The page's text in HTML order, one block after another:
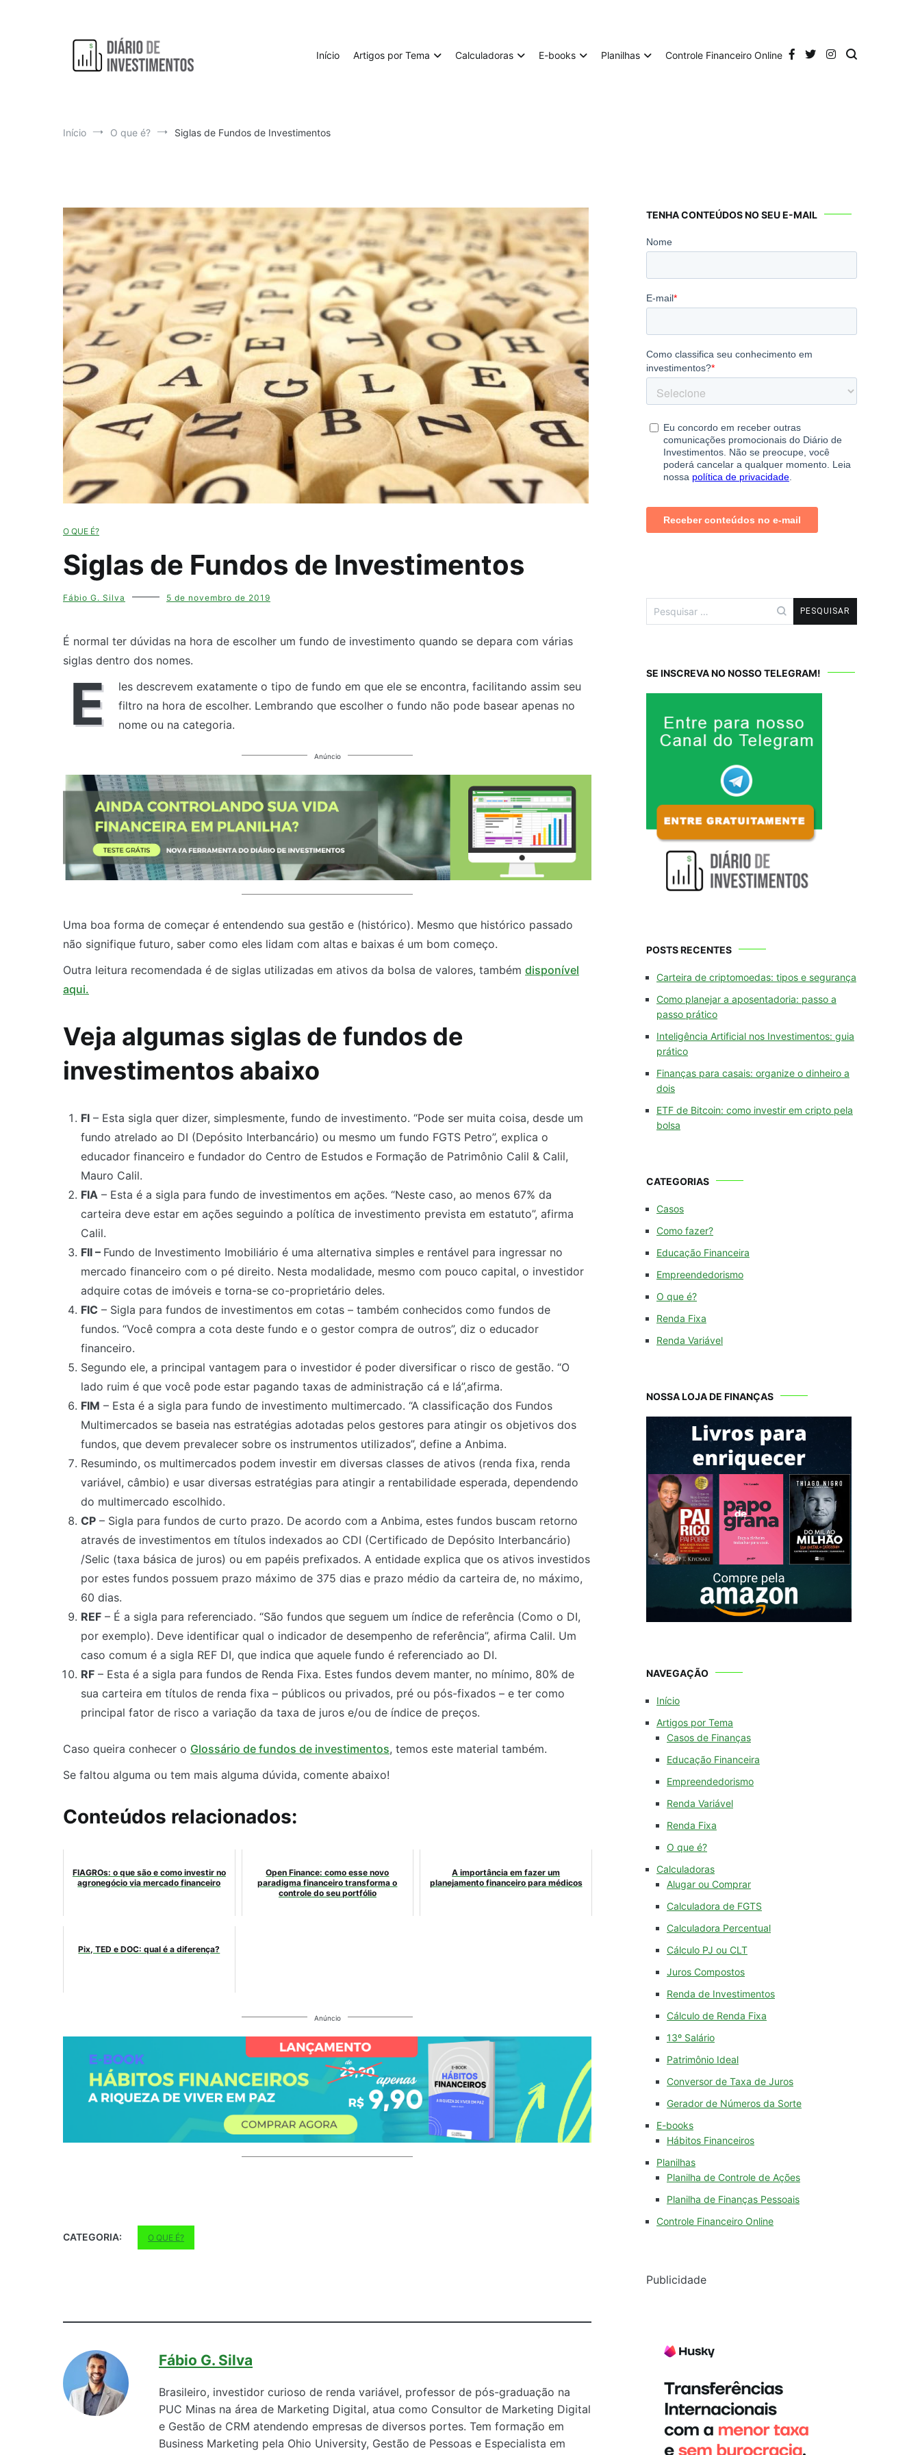
Início Artigos por Tema Calculadoras E-books Planilhas Controle Financeiro Online
Início O que é? Siglas de Fundos de Investimentos
O QUE É?
Siglas de Fundos de Investimentos
Fábio G. Silva 5 de novembro de 2019
É normal ter dúvidas na hora de escolher um fundo de investimento quando se depara com várias
siglas dentro dos nomes.
E
les descrevem exatamente o tipo de fundo em que ele se encontra, facilitando assim seu
filtro na hora de escolher. Lembrando que escolher o fundo não pode basear apenas no
nome ou na categoria.
Anúncio
Uma boa forma de começar é entendendo sua gestão e (histórico). Mesmo que histórico passado
não signifique futuro, saber como eles lidam com altas e baixas é um bom começo.
Outra leitura recomendada é de siglas utilizadas em ativos da bolsa de valores, também disponível
aqui.
Veja algumas siglas de fundos de
investimentos abaixo
FI– Esta sigla quer dizer, simplesmente, fundo de investimento. “Pode ser muita coisa, desde um
fundo atrelado ao DI (Depósito Interbancário) ou mesmo um fundo FGTS Petro”, explica o
educador financeiro e fundador do Centro de Estudos e Formação de Patrimônio Calil & Calil,
Mauro Calil.
FIA – Esta é a sigla para fundo de investimentos em ações. “Neste caso, ao menos 67% da
carteira deve estar em ações seguindo a política de investimento prevista em estatuto”, afirma
Calil.
FII – Fundo de Investimento Imobiliário é uma alternativa simples e rentável para ingressar no
mercado financeiro com o pé direito. Nesta modalidade, mesmo com pouco capital, o investidor
adquire cotas de imóveis e torna-se co-proprietário deles.
FIC – Sigla para fundos de investimentos em cotas – também conhecidos como fundos de
fundos. “Você compra a cota deste fundo e o gestor compra de outros”, diz o educador
financeiro.
Segundo ele, a principal vantagem para o investidor é poder diversificar o risco de gestão. “O
lado ruim é que você pode estar pagando taxas de administração cá e lá”,afirma.
FIM – Esta é a sigla para fundo de investimento multimercado. “A classificação dos Fundos
Multimercados se baseia nas estratégias adotadas pelos gestores para atingir os objetivos dos
fundos, que devem prevalecer sobre os instrumentos utilizados”, define a Anbima.
Resumindo, os multimercados podem investir em diversas classes de ativos (renda fixa, renda
variável, câmbio) e usar diversas estratégias para atingir a rentabilidade esperada, dependendo
do multimercado escolhido.
CP– Sigla para fundos de curto prazo. De acordo com a Anbima, estes fundos buscam retorno
através de investimentos em títulos indexados ao CDI (Certificado de Depósito Interbancário)
/Selic (taxa básica de juros) ou em papéis prefixados. A entidade explica que os ativos investidos
por estes fundos possuem prazo máximo de 375 dias e prazo médio da carteira de, no máximo,
60 dias.
REF– É a sigla para referenciado. “São fundos que seguem um índice de referência (Como o DI,
por exemplo). Deve identificar qual o indicador de desempenho de referência”, afirma Calil. Um
caso comum é a sigla REF DI, que indica que aquele fundo é referenciado ao DI.
RF– Esta é a sigla para fundos de Renda Fixa. Estes fundos devem manter, no mínimo, 80% de
sua carteira em títulos de renda fixa – públicos ou privados, pré ou pós-fixados – e ter como
principal fator de risco a variação da taxa de juros e/ou de índice de preços.
Caso queira conhecer o Glossário de fundos de investimentos, temos este material também.
Se faltou alguma ou tem mais alguma dúvida, comente abaixo!
Conteúdos relacionados:
FIAGROs: o que são e como investir no
agronegócio via mercado financeiro
Open Finance: como esse novo
paradigma financeiro transforma o
controle do seu portfólio
A importância em fazer um
planejamento financeiro para médicos
Pix, TED e DOC: qual é a diferença?
Anúncio
CATEGORIA: O QUE É?
Fábio G. Silva
Brasileiro, investidor curioso de renda variável, professor de pós-graduação na
PUC Minas na área de Marketing Digital, atua como Consultor de Marketing Digital
e Gestão de CRM atendendo empresas de diversos portes. Tem formação em
Business Marketing pela Ohio University, Gestão de Pessoas e Especialista em
TENHA CONTEÚDOS NO SEU E-MAIL
por:
SE INSCREVA NO NOSSO TELEGRAM!
POSTS RECENTES
Carteira de criptomoedas: tipos e segurança
Como planejar a aposentadoria: passo a
passo prático
Inteligência Artificial nos Investimentos: guia
prático
Finanças para casais: organize o dinheiro a
dois
ETF de Bitcoin: como investir em cripto pela
bolsa
CATEGORIAS
Casos
Como fazer?
Educação Financeira
Empreendedorismo
O que é?
Renda Fixa
Renda Variável
NOSSA LOJA DE FINANÇAS
NAVEGAÇÃO
Início
Artigos por Tema
Casos de Finanças
Educação Financeira
Empreendedorismo
Renda Variável
Renda Fixa
O que é?
Calculadoras
Alugar ou Comprar
Calculadora de FGTS
Calculadora Percentual
Cálculo PJ ou CLT
Juros Compostos
Renda de Investimentos
Cálculo de Renda Fixa
13º Salário
Patrimônio Ideal
Conversor de Taxa de Juros
Gerador de Números da Sorte
E-books
Hábitos Financeiros
Planilhas
Planilha de Controle de Ações
Planilha de Finanças Pessoais
Controle Financeiro Online
Publicidade